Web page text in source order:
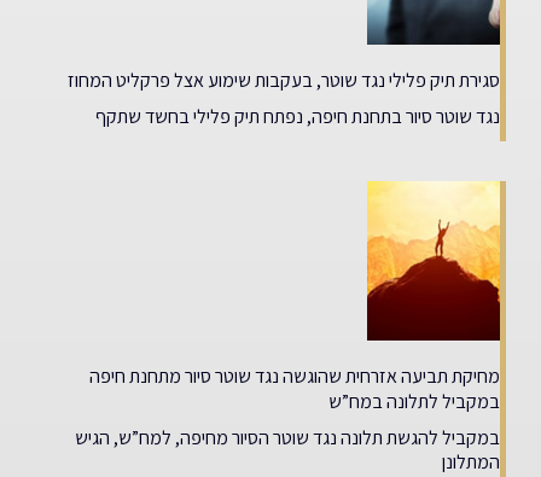
סגירת תיק פלילי נגד שוטר, בעקבות שימוע אצל פרקליט המחוז
נגד שוטר סיור בתחנת חיפה, נפתח תיק פלילי בחשד שתקף
מחיקת תביעה אזרחית שהוגשה נגד שוטר סיור מתחנת חיפה
במקביל לתלונה במח”ש
במקביל להגשת תלונה נגד שוטר הסיור מחיפה, למח”ש, הגיש
המתלונן